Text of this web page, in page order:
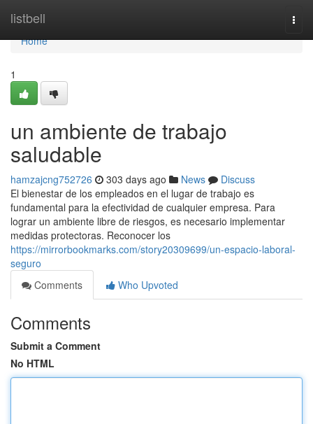
listbell
Home
Home
1
un ambiente de trabajo
saludable
hamzajcng752726 303 days ago News
Discuss
El bienestar de los empleados en el lugar de trabajo es
fundamental para la efectividad de cualquier empresa. Para
lograr un ambiente libre de riesgos, es necesario implementar
medidas protectoras. Reconocer los
https://mirrorbookmarks.com/story20309699/un-espacio-laboral-
seguro
Comments
Who Upvoted
Comments
Submit a Comment
No HTML